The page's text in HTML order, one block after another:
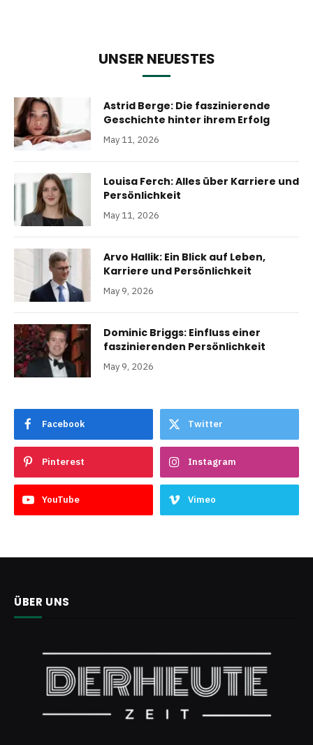
UNSER NEUESTES
Astrid Berge: Die faszinierende
Geschichte hinter ihrem Erfolg
May 11, 2026
Louisa Ferch: Alles über Karriere und
Persönlichkeit
May 11, 2026
Arvo Hallik: Ein Blick auf Leben,
Karriere und Persönlichkeit
May 9, 2026
Dominic Briggs: Einfluss einer
faszinierenden Persönlichkeit
May 9, 2026
Facebook Twitter
Pinterest Instagram
YouTube Vimeo
ÜBER UNS